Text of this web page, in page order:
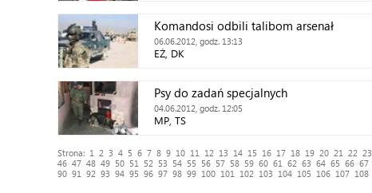
Komandosi odbili talibom arsenał
06.06.2012, godz. 13:13
EŻ, DK
Psy do zadań specjalnych
04.06.2012, godz. 12:05
MP, TS
Strona: 1 2 3 4 5 6 7 8 9 10 11 12 13 14 15 16 17 18 19 20 21 22 23
46 47 48 49 50 51 52 53 54 55 56 57 58 59 60 61 62 63 64 65 66 67
90 91 92 93 94 95 96 97 98 99 100 101 102 103 104 105 106 107 108